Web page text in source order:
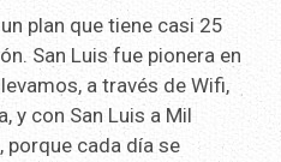
plan que tiene casi 25
San Luis fue pionera en
a través de Wifi,
y con San Luis a Mil
porque cada día se